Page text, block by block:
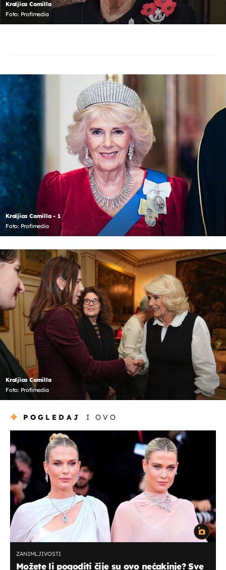
Kraljica Camilla
Foto: Profimedia
Kraljica Camilla - 1
Foto: Profimedia
Kraljica Camilla
Foto: Profimedia
POGLEDAJ I OVO
ZANIMLJIVOSTI
Možete li pogoditi čije su ovo nećakinje? Sve